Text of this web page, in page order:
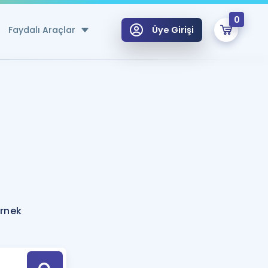
Faydalı Araçlar
Hesaplama Aracı
için Öneriler
Tek Takvimde
Üye Girişi
0